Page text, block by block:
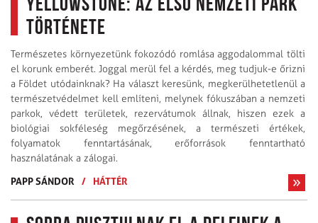
Yellowstone: az első nemzeti park
története
Természetes környezetünk fokozódó romlása aggodalommal tölti
el korunk emberét. Joggal merül fel a kérdés, meg tudjuk-e őrizni
a Földet utódainknak? Ha választ keresünk, megkerülhetetlenül a
természetvédelmet kell említeni, melynek fókuszában a nemzeti
parkok, védett területek, rezervátumok állnak, hiszen ezek a
biológiai sokféleség megőrzésének, a természeti értékek,
folyamatok fenntartásának, erőforrások fenntartható
használatának a zálogai.
PAPP SÁNDOR
/ HÁTTÉR